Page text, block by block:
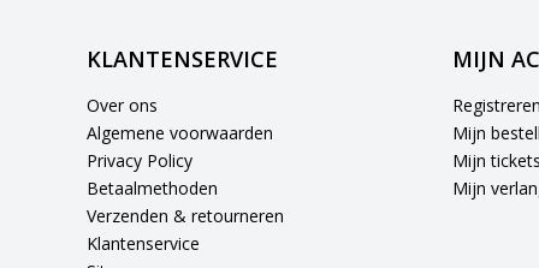
KLANTENSERVICE
Over ons
Algemene voorwaarden
Privacy Policy
Betaalmethoden
Verzenden & retourneren
Klantenservice
MIJN
Registreren
Mijn
Mijn tickets
Mijn